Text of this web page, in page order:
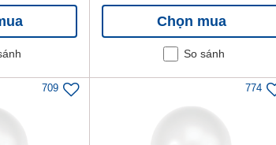
Chọn mua
So sánh
709 774